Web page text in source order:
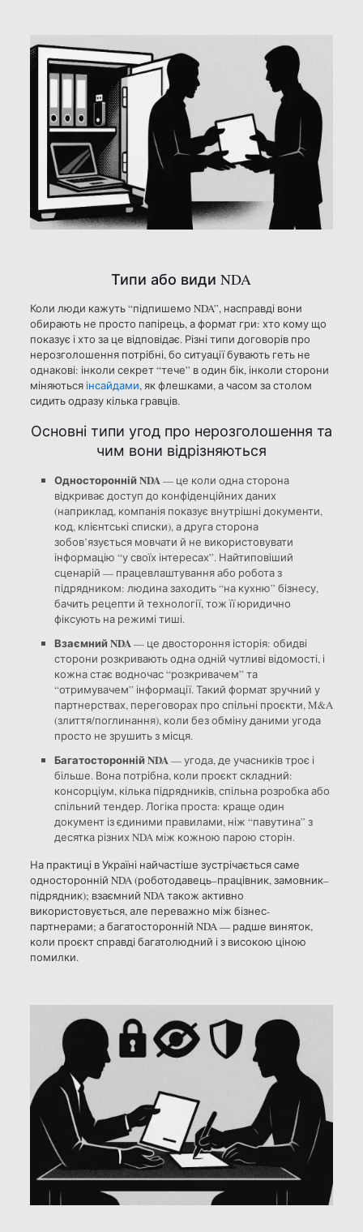
Типи або види NDA
Коли люди кажуть “підпишемо NDA”, насправді вони
обирають не просто папірець, а формат гри: хто кому що
показує і хто за це відповідає. Різні типи договорів про
нерозголошення потрібні, бо ситуації бувають геть не
однакові: інколи секрет “тече” в один бік, інколи сторони
міняються інсайдами, як флешками, а часом за столом
сидить одразу кілька гравців.
Основні типи угод про нерозголошення та
чим вони відрізняються
Односторонній NDA— це коли одна сторона
відкриває доступ до конфіденційних даних
(наприклад, компанія показує внутрішні документи,
код, клієнтські списки), а друга сторона
зобов’язується мовчати й не використовувати
інформацію “у своїх інтересах”. Найтиповіший
сценарій — працевлаштування або робота з
підрядником: людина заходить “на кухню” бізнесу,
бачить рецепти й технології, тож її юридично
фіксують на режимі тиші.
Взаємний NDA— це двостороння історія: обидві
сторони розкривають одна одній чутливі відомості, і
кожна стає водночас “розкривачем” та
“отримувачем” інформації. Такий формат зручний у
партнерствах, переговорах про спільні проєкти, M&A
(злиття/поглинання), коли без обміну даними угода
просто не зрушить з місця.
Багатосторонній NDA— угода, де учасників троє і
більше. Вона потрібна, коли проєкт складний:
консорціум, кілька підрядників, спільна розробка або
спільний тендер. Логіка проста: краще один
документ із єдиними правилами, ніж “павутина” з
десятка різних NDA між кожною парою сторін.
На практиці в Україні найчастіше зустрічається саме
односторонній NDA (роботодавець–працівник, замовник–
підрядник); взаємний NDA також активно
використовується, але переважно між бізнес-
партнерами; а багатосторонній NDA — радше виняток,
коли проєкт справді багатолюдний і з високою ціною
помилки.